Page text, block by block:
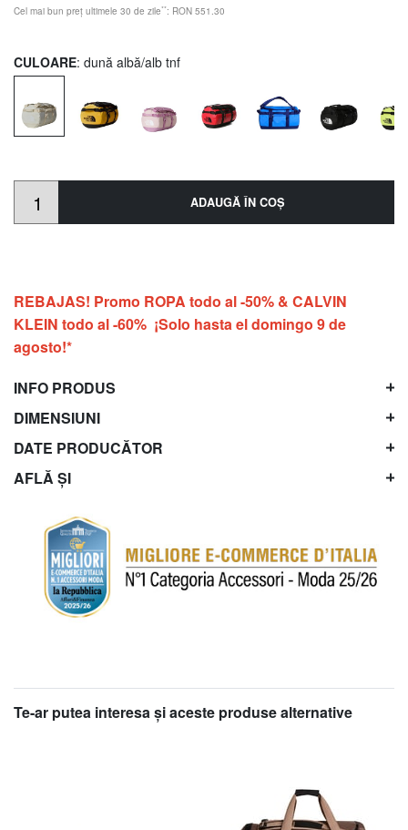
Cel mai bun preț ultimele 30 de zile**: RON 551.30
CULOARE: dună albă/alb tnf
ADAUGĂ ÎN COŞ
REBAJAS! Promo ROPA todo al -50% & CALVIN
KLEIN todo al -60% ¡Solo hasta el domingo 9 de
agosto!*
INFO PRODUS
DIMENSIUNI
DATE PRODUCĂTOR
AFLĂ ȘI
Te-ar putea interesa şi aceste produse alternative